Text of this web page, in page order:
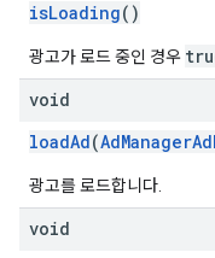
isLoading()
광고가 로드 중인 경우
void
loadAd(
광고를 로드합니다.
void